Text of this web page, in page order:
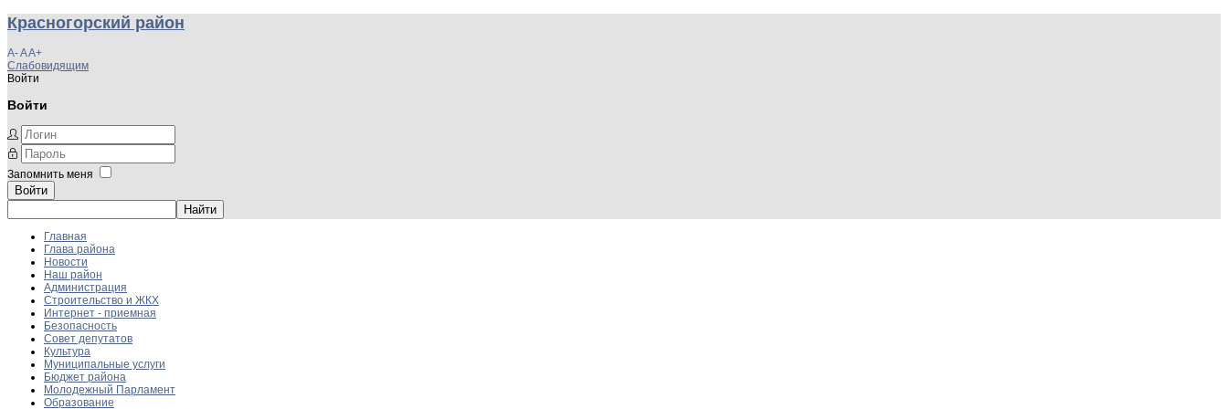
Красногорский район
A-AA+
Слабовидящим
Войти
Войти
Запомнить меня
Войти
Главная
Глава района
Новости
Наш район
Администрация
Строительство и ЖКХ
Интернет - приемная
Безопасность
Совет депутатов
Культура
Муниципальные услуги
Бюджет района
Молодежный Парламент
Образование